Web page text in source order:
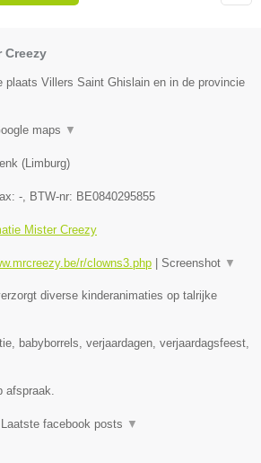
Creezy
plaats Villers Saint Ghislain en in de provincie
maps ▼
(Limburg)
-, BTW-nr: BE0840295855
Mister Creezy
r/clowns3.php Screenshot ▼
diverse kinderanimaties op talrijke
babyborrels, verjaardagen, verjaardagsfeest,
afspraak.
Laatste facebook posts ▼